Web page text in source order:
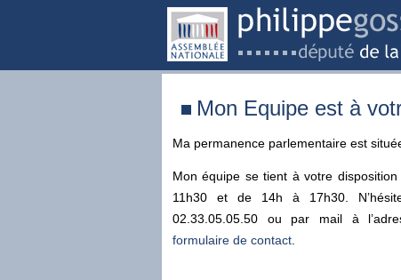
Mon Equipe est à
Ma permanence parlementaire est
Mon équipe se tient à votre
11h30 et de 14h à 17h30.
02.33.05.05.50 ou par mail à
formulaire de contact